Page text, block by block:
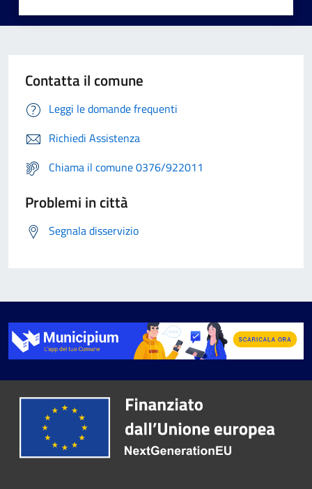
Contatta il comune
Leggi le domande frequenti
Richiedi Assistenza
Chiama il comune 0376/922011
Problemi in città
Segnala disservizio